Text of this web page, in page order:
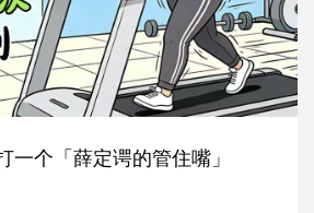
一个「薛定谔的管住嘴」